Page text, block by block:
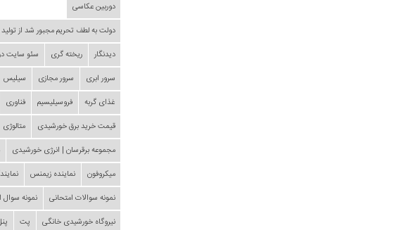
دوربین عکاسی
دولت به لطف تحریم مجبور شد از
دیدنگار
ریخته گری سئو سایت
سرور ابری
سرور مجازی سیلیس
غذای گربه
فروسیلیسیم
فناوری
قیمت خرید برق خورشیدی
متالوژی
مجموعه برقرسان | انرژی خورشیدی
میکروفون
نماینده زیمنس
نمونه سوالات امتحانی
نمونه سوال
نیروگاه خورشیدی خانگی
پت